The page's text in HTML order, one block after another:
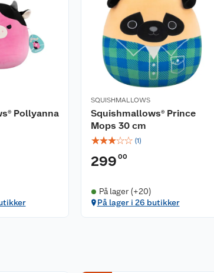
Pollyanna
SQUISHMALLOWS
Squishmallows® Prince
Mops 30 cm
☆☆☆☆☆ (1)
299 00
På lager (+20)
På lager i 26 butikker